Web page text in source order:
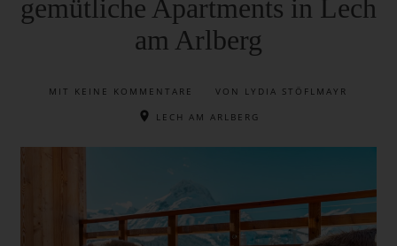
gemütliche Apartments in Lech
am Arlberg
MIT KEINE KOMMENTARE VON LYDIA STÖFLMAYR
LECH AM ARLBERG